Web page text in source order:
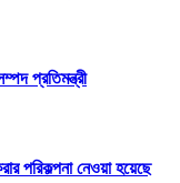
প্রতিমন্ত্রী
পরিকল্পনা নেওয়া হয়েছে